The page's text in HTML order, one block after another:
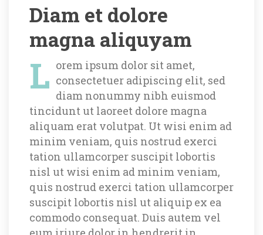
Diam et dolore
magna aliquyam
L orem ipsum dolor sit amet,
consectetuer adipiscing elit, sed
diam nonummy nibh euismod
tincidunt ut laoreet dolore magna
aliquam erat volutpat. Ut wisi enim ad
minim veniam, quis nostrud exerci
tation ullamcorper suscipit lobortis
nisl ut wisi enim ad minim veniam,
quis nostrud exerci tation ullamcorper
uscipit lobortis nisl ut aliquip ex ea
commodo consequat. Duis autem vel